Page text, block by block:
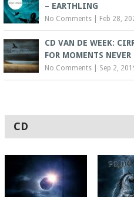
– EARTHLING
No Comments Feb 28,
CD VAN DE WEEK:
FOR MOMENTS NEVER
No Comments Sep 2,
CD